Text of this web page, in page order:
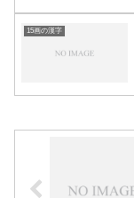
15画の漢字